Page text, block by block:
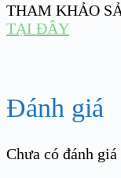
THAM KHẢO
TẠI ĐÂY
Đánh giá
Chưa có đánh giá